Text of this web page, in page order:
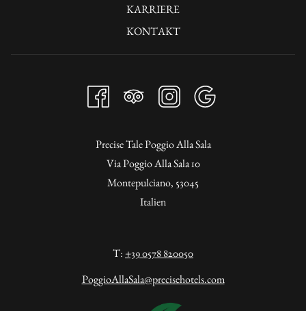
KARRIERE
KONTAKT
Precise Tale Poggio Alla Sala
Via Poggio Alla Sala 10
Montepulciano, 53045
Italien
T: +39 0578 820050
PoggioAllaSala@precisehotels.com